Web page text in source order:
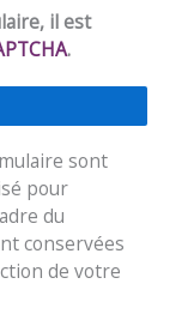
il est
.
sont
pour
du
conservées
de votre